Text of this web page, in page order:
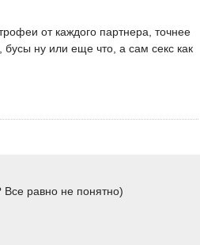
от каждого партнера, точнее
ну или еще что, а сам секс как
Все равно не понятно)